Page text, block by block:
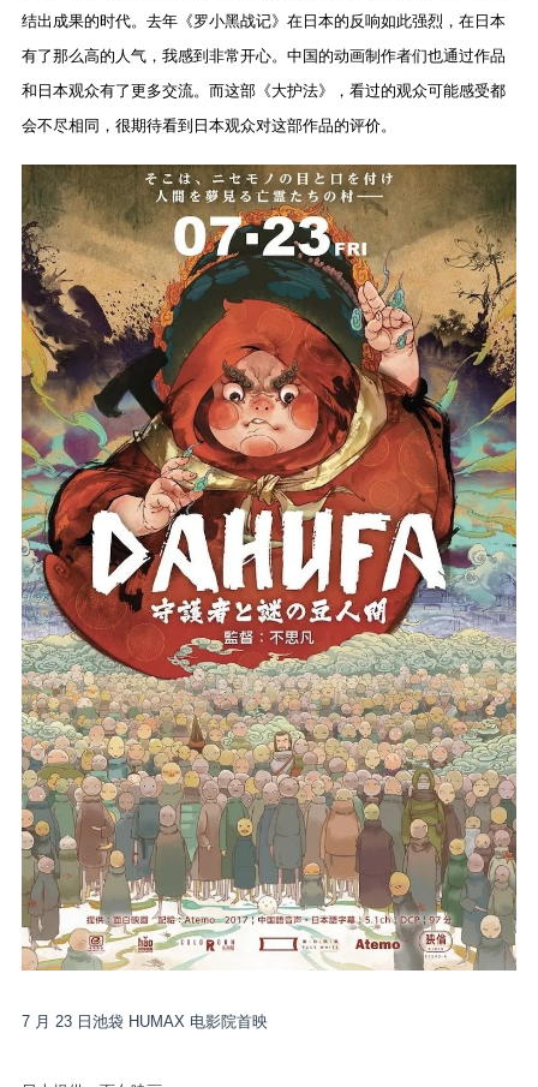
结出成果的时代。去年《罗小黑战记》在日本的反响如此强烈，在日本
有了那么高的人气，我感到非常开心。中国的动画制作者们也通过作品
和日本观众有了更多交流。而这部《大护法》，看过的观众可能感受都
会不尽相同，很期待看到日本观众对这部作品的评价。
7 月 23 日池袋 HUMAX 电影院首映